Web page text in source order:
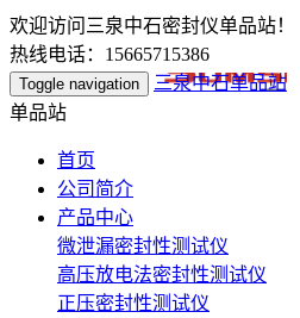
欢迎访问三泉中石密封仪单品站！
热线电话：15665715386
Toggle navigation
三泉中石单品站
单品站
首页
公司简介
产品中心
微泄漏密封性测试仪
高压放电法密封性测试仪
正压密封性测试仪